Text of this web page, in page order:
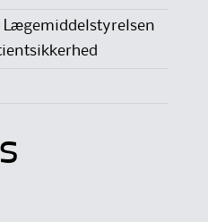
Lægemiddelstyrelsen